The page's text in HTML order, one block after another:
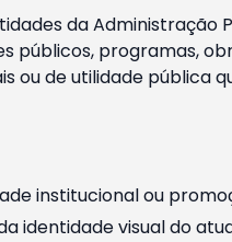
da Administração
programas,
ou de utilidade pública
institucional ou
identidade visual do